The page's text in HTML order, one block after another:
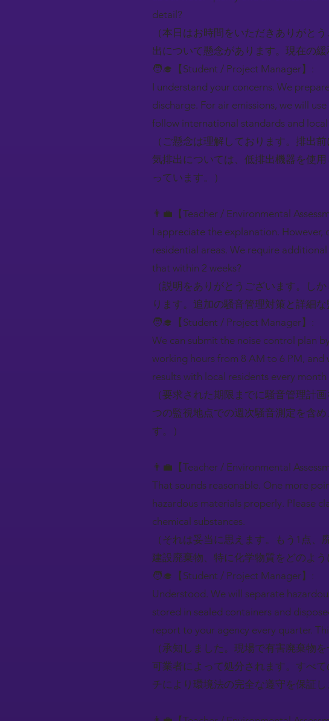
detail?
（本日はお時間をいただきありがと
出について懸念があります。現在の
🧑‍🎓【Student / Project Manager】:
I understand your concerns. We
discharge. For air emissions, we will
follow international standards and
（ご懸念は理解しております。排出
気排出については、低排出機器を使
っています。）
👨‍💼【Teacher / Environmental
I appreciate the explanation. However,
residential areas. We require
that within 2 weeks?
（説明をありがとうございます。し
ります。追加の騒音管理対策と詳細
🧑‍🎓【Student / Project Manager】:
We can submit the noise control plan
working hours from 8 AM to 6 PM, and
results with local residents every
（要求された期限までに騒音管理計
つの監視地点での週次騒音測定を含
す。）
👨‍💼【Teacher / Environmental
That sounds reasonable. One more
hazardous materials properly. Please
chemical substances.
（それは妥当に思えます。もう1点
建設廃棄物、特に化学物質をどのよ
🧑‍🎓【Student / Project Manager】:
Understood. We will separate
stored in sealed containers and
report to your agency every quarter.
（承知しました。現場で有害廃棄物
可業者によって処分されます。すべ
チにより環境法の完全な遵守を保証し